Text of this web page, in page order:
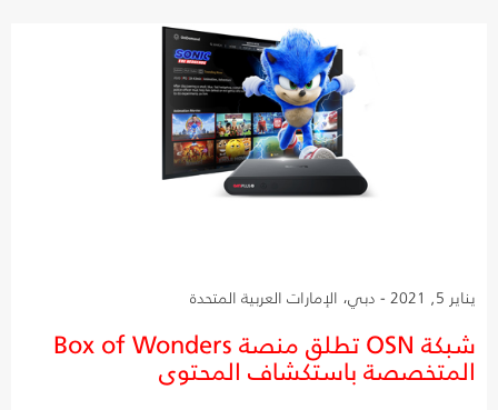
يناير 5, 2021 - دبي، الإمارات العربية المتحدة
شبكة OSN تطلق منصة Box of Wonders
المتخصصة باستكشاف المحتوى